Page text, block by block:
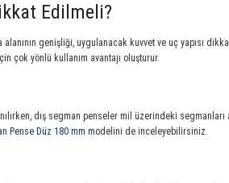
Edilmeli?
genişliği, uygulanacak kuvvet ve uç yapısı
çok yönlü kullanım avantajı oluşturur.
dış segman penseler mil üzerindeki
Pense Düz 180 mm modelini de inceleyebilirsiniz.